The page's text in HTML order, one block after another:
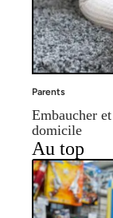
Parents
Embaucher
domicile
Au top